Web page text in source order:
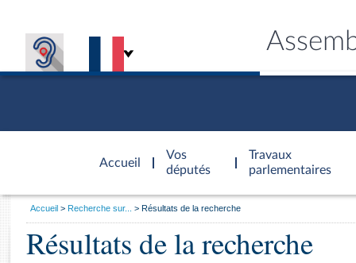
Accueil
d'accueil
Vos
députés
Travaux
parlementaires
Général
Vous
Accueil Recherche sur... Résultats de la recherche
Résultats de la recherche